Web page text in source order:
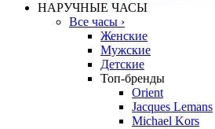
НАРУЧНЫЕ ЧАСЫ
Все часы ›
Женские
Мужские
Детские
Топ-бренды
Orient
Jacques Lemans
Michael Kors